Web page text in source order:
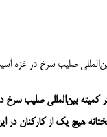
صلیب سرخ در غزه
کمیته بین‌المللی صلیب
هیچ یک از کارکنان در